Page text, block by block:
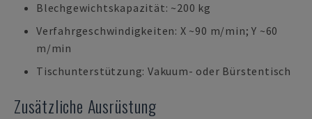
Blechgewichtskapazität: ~200 kg
Verfahrgeschwindigkeiten: X ~90 m/min; Y ~60
m/min
Tischunterstützung: Vakuum- oder Bürstentisch
Zusätzliche Ausrüstung